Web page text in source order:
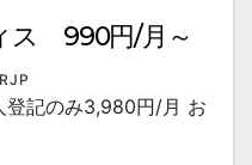
ス 990円/月～
登記のみ3,980円/月 お